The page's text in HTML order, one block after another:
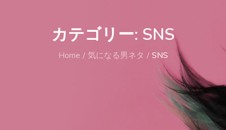
カテゴリー: SNS
Home 気になる男ネタ SNS